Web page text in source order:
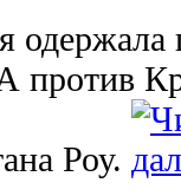
одержала
против
Роу.